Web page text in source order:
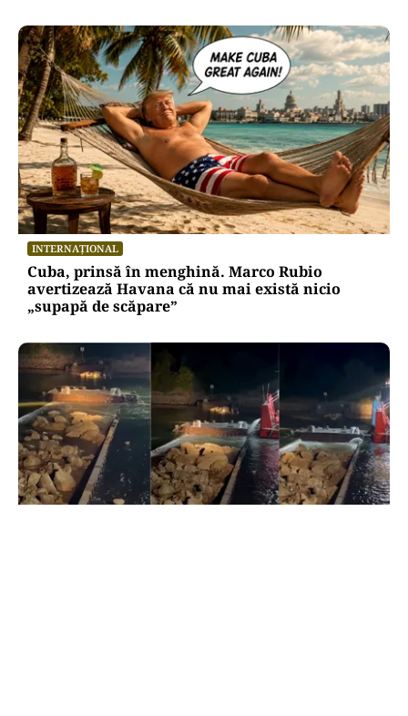
INTERNAȚIONAL
Cuba, prinsă în menghină. Marco Rubio
avertizează Havana că nu mai există nicio
„supapă de scăpare”